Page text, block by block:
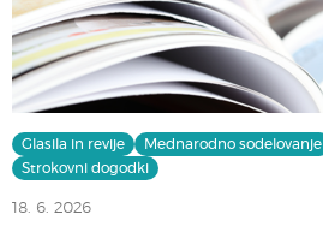
Glasila in revije Mednarodno sodelovanje
Strokovni dogodki
18. 6. 2026